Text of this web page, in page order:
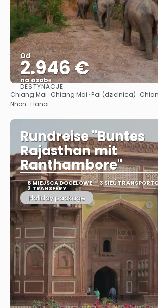
Od
2.946 €
na osobę
Zobacz
DESTYNACJE
Chiang Mai · Chiang Mai · Pai (dzielnica) ·
Nhon · Hanoi
Rundreise "Buntes
Rajasthan mit
Ranthambore"
6 MIEJSCA DOCELOWE 3 SIEĆ
2 TRANSFERY
Holiday package